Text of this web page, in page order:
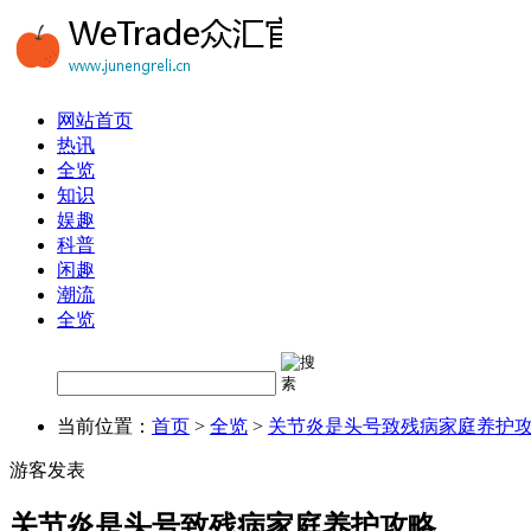
网站首页
热讯
全览
知识
娱趣
科普
闲趣
潮流
全览
当前位置： 首页 > 全览 > 关节炎是头号致残病家庭养护
游客发表